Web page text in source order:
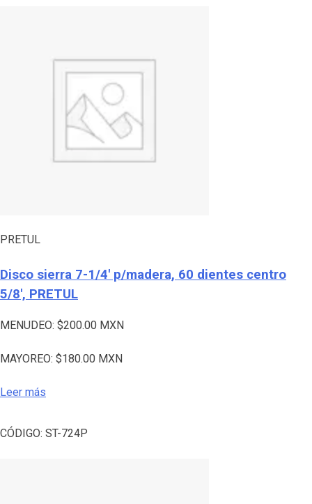
PRETUL
Disco sierra 7-1/4′ p/madera, 60 dientes centro
5/8′, PRETUL
MENUDEO: $200.00 MXN
MAYOREO: $180.00 MXN
Leer más
CÓDIGO: ST-724P